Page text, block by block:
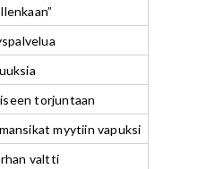
torjuntaan
myytiin vapuksi
valtti